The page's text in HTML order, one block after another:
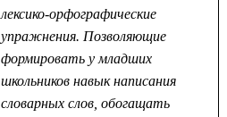
лексико-орфографические
упражнения. Позволяющие
формировать у младших
школьников навык написания
словарных слов, обогащать